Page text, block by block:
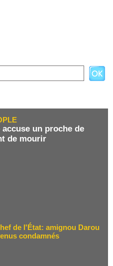
un proche de
de mourir
de l'État: amignou Darou
condamnés